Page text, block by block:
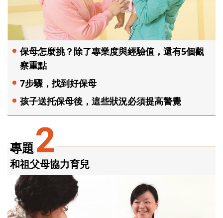
專題2
和祖父母協力育兒
保母怎麼挑？除了專業度與經驗值，還有5個觀
察重點
7步驟，找到好保母
孩子送托保母後，這些狀況必須提高警覺